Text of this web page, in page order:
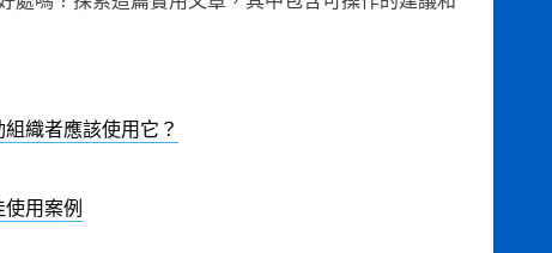
織者應該使用它？
用案例